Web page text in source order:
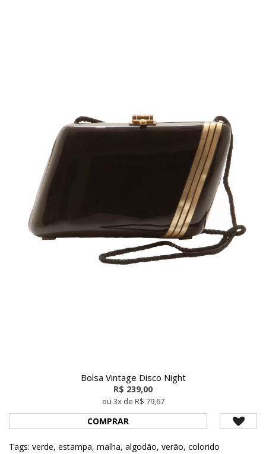
Bolsa Vintage Disco Night
R$ 239,00
ou 3x de R$ 79,67
COMPRAR
Tags: verde, estampa, malha, algodão, verão, colorido